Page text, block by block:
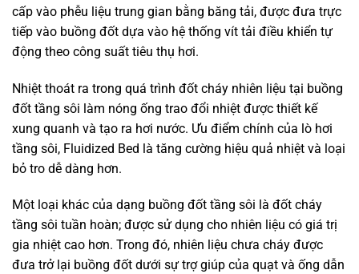
cấp vào phễu liệu trung gian bằng băng tải, được đưa trực
tiếp vào buồng đốt dựa vào hệ thống vít tải điều khiển tự
động theo công suất tiêu thụ hơi.
Nhiệt thoát ra trong quá trình đốt cháy nhiên liệu tại buồng
đốt tầng sôi làm nóng ống trao đổi nhiệt được thiết kế
xung quanh và tạo ra hơi nước. Ưu điểm chính của lò hơi
tầng sôi, Fluidized Bed là tăng cường hiệu quả nhiệt và loại
bỏ tro dễ dàng hơn.
Một loại khác của dạng buồng đốt tầng sôi là đốt cháy
tầng sôi tuần hoàn; được sử dụng cho nhiên liệu có giá trị
gia nhiệt cao hơn. Trong đó, nhiên liệu chưa cháy được
đưa trở lại buồng đốt dưới sự trợ giúp của quạt và ống dẫn